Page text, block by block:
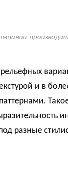
и в
разные